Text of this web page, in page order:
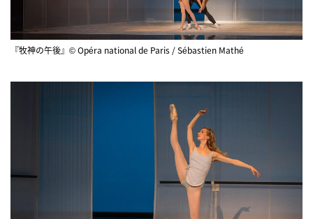
『牧神の午後』© Opéra national de Paris / Sébastien Mathé